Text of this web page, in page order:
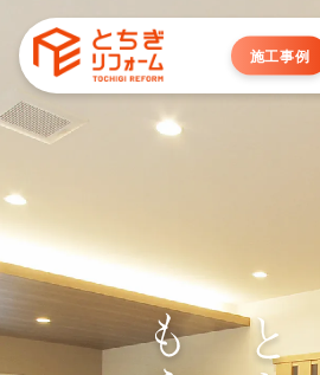
施工事例